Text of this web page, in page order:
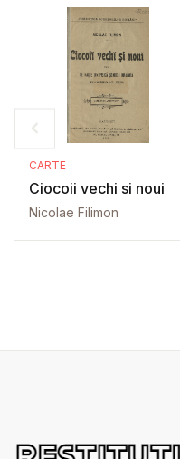
CARTE
Ciocoii vechi si noui
Nicolae Filimon